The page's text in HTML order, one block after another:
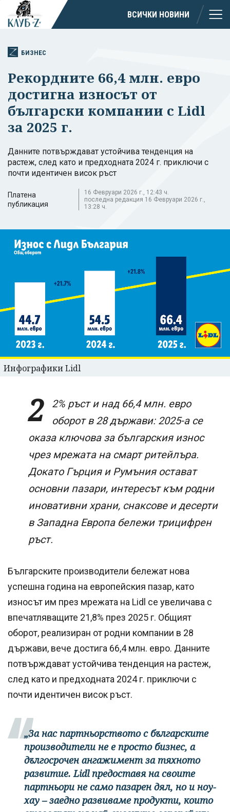
ВСИЧКИ НОВИНИ
БИЗНЕС
Рекордните 66,4 млн. евро
достигна износът от
български компании с Lidl
за 2025 г.
Данните потвърждават устойчива тенденция на
растеж, след като и предходната 2024 г. приключи с
почти идентичен висок ръст
Платена
публикация
16 Февруари 2026 г., 12:43 ч.
последна редакция 16 Февруари 2026 г.,
13:28 ч.
Инфографики Lidl
2
2% ръст и над 66,4 млн. евро
оборот в 28 държави: 2025-а се
оказа ключова за българския износ
чрез мрежата на смарт ритейлъра.
Докато Гърция и Румъния остават
основни пазари, интересът към родни
иновативни храни, снаксове и десерти
в Западна Европа бележи трицифрен
ръст.
Българските производители бележат нова
успешна година на европейския пазар, като
износът им през мрежата на Lidl се увеличава с
впечатляващите 21,8% през 2025 г. Общият
оборот, реализиран от родни компании в 28
държави, вече достига 66,4 млн. евро. Данните
потвърждават устойчива тенденция на растеж,
след като и предходната 2024 г. приключи с
почти идентичен висок ръст.
„За нас партньорството с българските
производители не е просто бизнес, а
дългосрочен ангажимент за тяхното
развитие. Lidl предоставя на своите
партньори не само пазарен дял, но и ноу-
хау – заедно развиваме продукти, които